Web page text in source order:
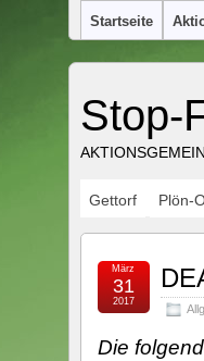
Startseite
Stop-
Gettorf Plön-
März
31
2017
Die